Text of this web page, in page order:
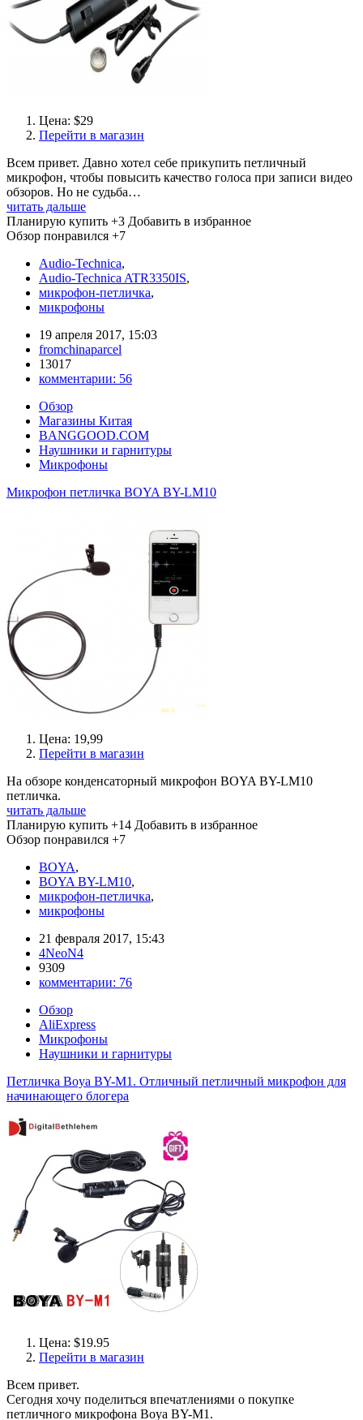
Цена: $29
Перейти в магазин
Всем привет. Давно хотел себе прикупить петличный
микрофон, чтобы повысить качество голоса при записи видео
обзоров. Но не судьба…
читать дальше
Планирую купить +3 Добавить в избранное
Обзор понравился +7
Audio-Technica,
Audio-Technica ATR3350IS,
микрофон-петличка,
микрофоны
19 апреля 2017, 15:03
fromchinaparcel
13017
комментарии: 56
Обзор
Магазины Китая
BANGGOOD.COM
Наушники и гарнитуры
Микрофоны
Микрофон петличка BOYA BY-LM10
Цена: 19,99
Перейти в магазин
На обзоре конденсаторный микрофон BOYA BY-LM10
петличка.
читать дальше
Планирую купить +14 Добавить в избранное
Обзор понравился +7
BOYA,
BOYA BY-LM10,
микрофон-петличка,
микрофоны
21 февраля 2017, 15:43
4NeoN4
9309
комментарии: 76
Обзор
AliExpress
Микрофоны
Наушники и гарнитуры
Петличка Boya BY-M1. Отличный петличный микрофон для
начинающего блогера
Цена: $19.95
Перейти в магазин
Всем привет.
Сегодня хочу поделиться впечатлениями о покупке
петличного микрофона Boya BY-M1.